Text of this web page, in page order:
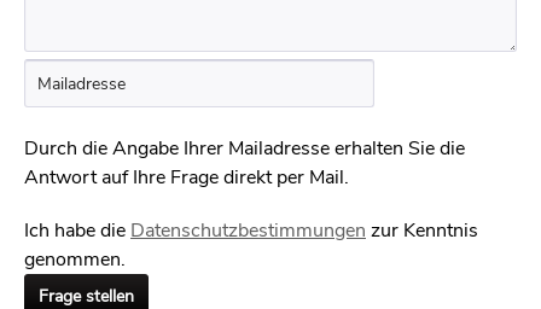
Durch die Angabe Ihrer Mailadresse erhalten Sie die
Antwort auf Ihre Frage direkt per Mail.
Ich habe die Datenschutzbestimmungen zur Kenntnis
genommen.
Frage stellen